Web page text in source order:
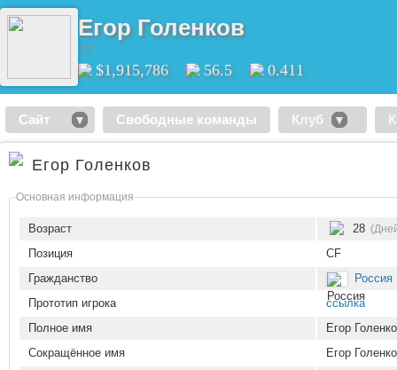
Егор Голенков
CF
$1,915,786 56.5 0.411
Сайт Свободные команды Клуб
Егор Голенков
Основная информация
Возраст 28
Позиция
CF
Гражданство
Россия
Прототип игрока
ссылка
Полное имя
Егор
Сокращённое имя
Егор